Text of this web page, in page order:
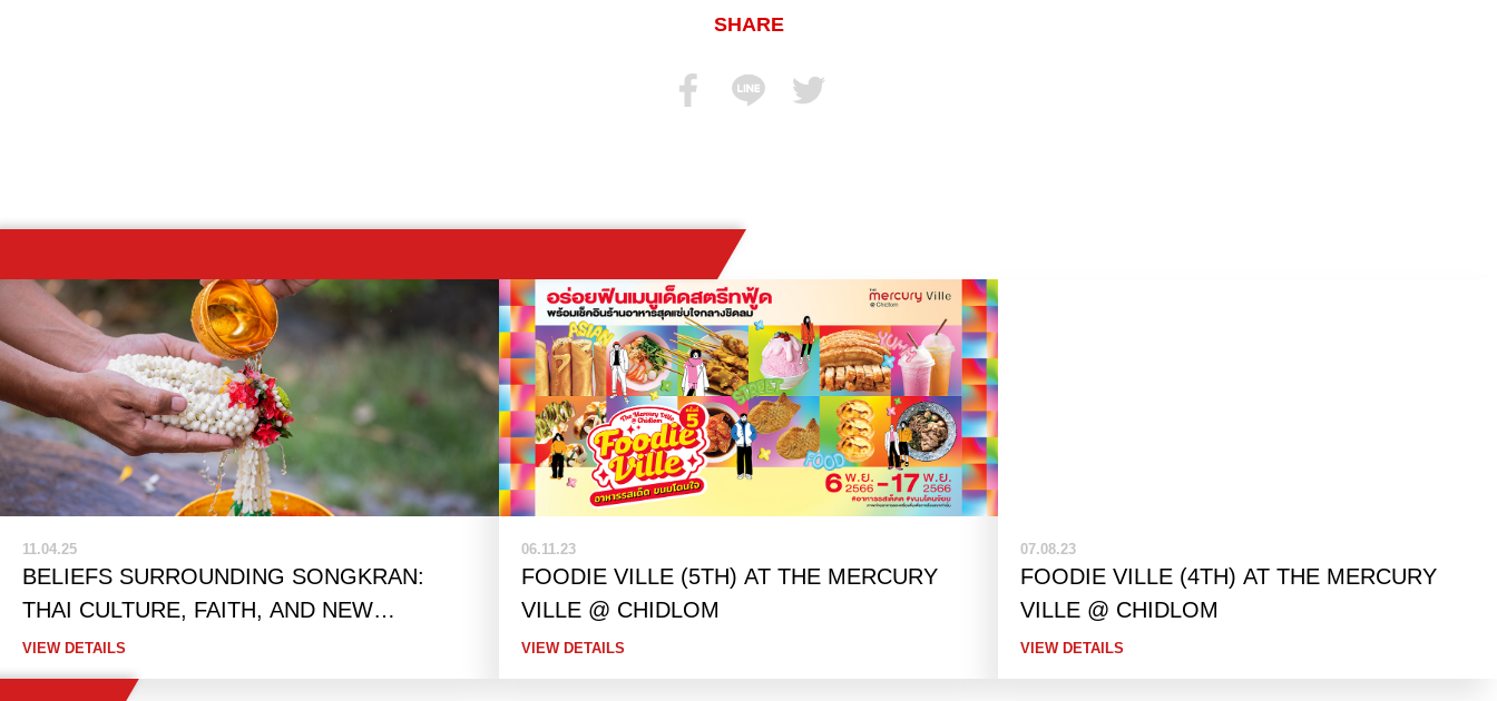
SHARE
11.04.25
BELIEFS SURROUNDING SONGKRAN:
THAI CULTURE, FAITH, AND NEW
BEGINNINGS
VIEW DETAILS
06.11.23
FOODIE VILLE (5TH) AT THE MERCURY
VILLE @ CHIDLOM
VIEW DETAILS
07.08.23
FOODIE VILLE (4TH) AT THE MERCURY
VILLE @ CHIDLOM
VIEW DETAILS